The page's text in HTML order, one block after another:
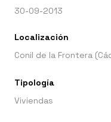
30-09-2013
Localización
Conil de la Frontera
Tipología
Viviendas